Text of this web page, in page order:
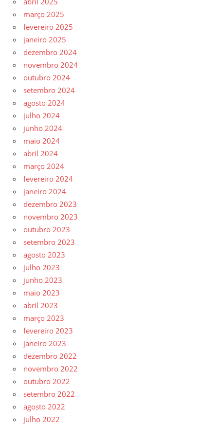
março 2025
fevereiro 2025
janeiro 2025
dezembro 2024
novembro 2024
outubro 2024
setembro 2024
agosto 2024
julho 2024
junho 2024
maio 2024
abril 2024
março 2024
fevereiro 2024
janeiro 2024
dezembro 2023
novembro 2023
outubro 2023
setembro 2023
agosto 2023
julho 2023
junho 2023
maio 2023
abril 2023
março 2023
fevereiro 2023
janeiro 2023
dezembro 2022
novembro 2022
outubro 2022
setembro 2022
agosto 2022
julho 2022